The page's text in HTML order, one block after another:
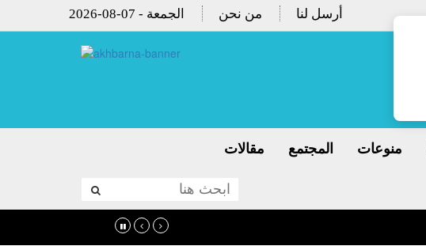
2026-08-07 - الجمعة من نحن أرسل لنا
منوعات المجتمع مقالات